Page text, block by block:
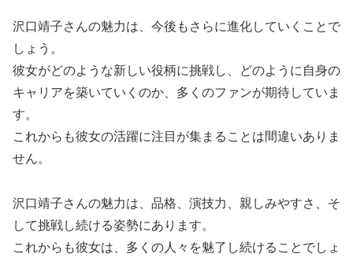
沢口靖子さんの魅力は、今後もさらに進化していくことで
しょう。
彼女がどのような新しい役柄に挑戦し、どのように自身の
キャリアを築いていくのか、多くのファンが期待していま
す。
これからも彼女の活躍に注目が集まることは間違いありま
せん。
沢口靖子さんの魅力は、品格、演技力、親しみやすさ、そ
して挑戦し続ける姿勢にあります。
これからも彼女は、多くの人々を魅了し続けることでしょ